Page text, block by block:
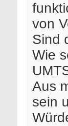
von
Sind
Wie
Aus
sein